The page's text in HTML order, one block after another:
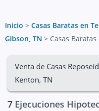
Inicio > Casas Baratas en
Gibson, TN > Casas
Venta de Casas
Kenton, TN
7 Ejecuciones